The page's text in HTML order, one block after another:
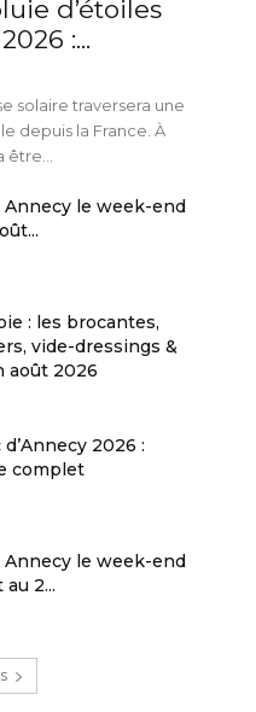
d’étoiles
:...
solaire traversera une
depuis la France. À
être...
Annecy le week-end
: les brocantes,
vide-dressings &
août 2026
2026 :
complet
Annecy le week-end
2...